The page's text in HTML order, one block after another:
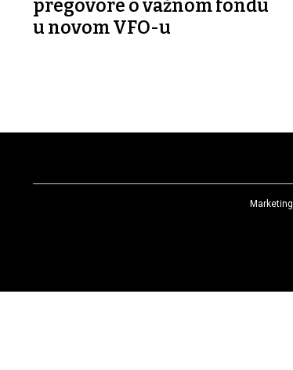
pregovore o važnom fondu
u novom VFO-u
Marketing